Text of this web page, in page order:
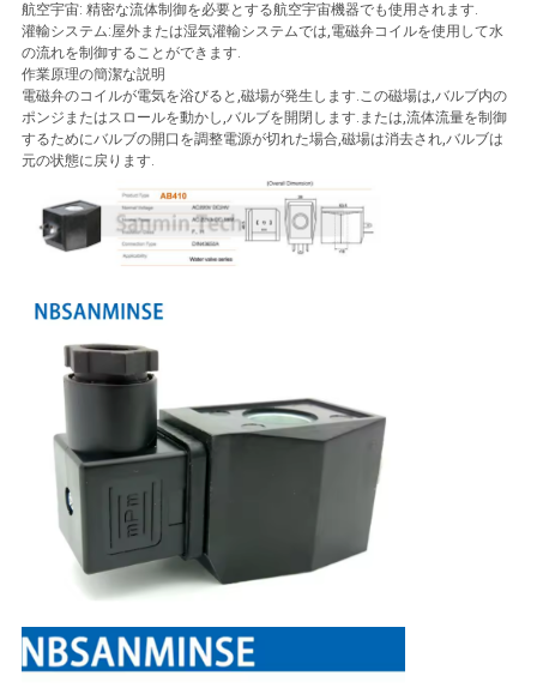
プ
ラ
イ
バ
ポ
航空宇宙: 精密な流体制御を必要とする航空宇宙機器でも使用されます.
灌輸システム:屋外または湿気灌輸システムでは,電磁弁コイルを使用して水
の流れを制御することができます.
作業原理の簡潔な説明
電磁弁のコイルが電気を浴びると,磁場が発生します.この磁場は,バルブ内の
ポンジまたはスロールを動かし,バルブを開閉します.または,流体流量を制御
するためにバルブの開口を調整電源が切れた場合,磁場は消去され,バルブは
元の状態に戻ります.